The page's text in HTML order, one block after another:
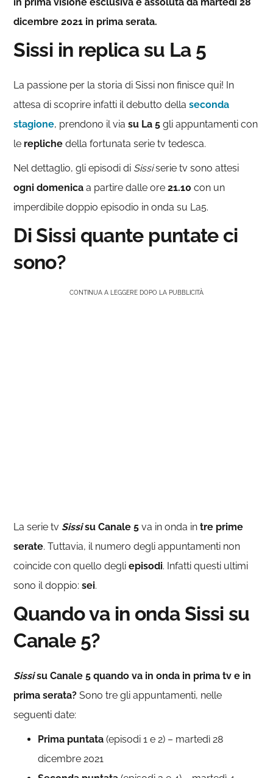
dicembre 2021 in prima serata.
Sissi in replica su La 5
La passione per la storia di Sissi non finisce qui! In
attesa di scoprire infatti il debutto dellaseconda
stagione, prendono il viasu La 5 gli appuntamenti con
le repliche della fortunata serie tv tedesca.
Nel dettaglio, gli episodi di Sissiserie tv sono attesi
ogni domenica a partire dalle ore21.10 con un
imperdibile doppio episodio in onda su La5.
Di Sissi quante puntate ci
sono?
CONTINUA A LEGGERE DOPO LA PUBBLICITÀ
La serie tv Sissisu Canale 5 va in onda intre prime
serate. Tuttavia, il numero degli appuntamenti non
coincide con quello degliepisodi. Infatti questi ultimi
sono il doppio:sei.
Quando va in onda Sissi su
Canale 5?
Sissisu Canale 5 quando va in onda in prima tv e in
prima serata? Sono tre gli appuntamenti, nelle
seguenti date:
Prima puntata (episodi 1 e 2) – martedì 28
dicembre 2021